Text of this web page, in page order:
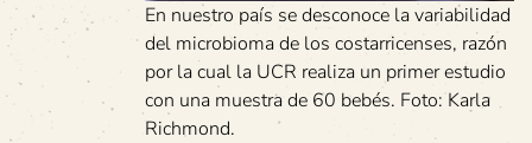
En nuestro país se desconoce la variabilidad
del microbioma de los costarricenses, razón
por la cual la UCR realiza un primer estudio
con una muestra de 60 bebés. Foto: Karla
Richmond.